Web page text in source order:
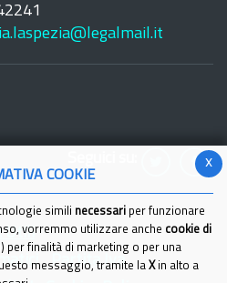
Utili
Partita Iva
x
COOKIE
simili necessari per funzionare
vorremmo utilizzare anche cookie di
per finalità di marketing o per una
messaggio, tramite la Xin alto a